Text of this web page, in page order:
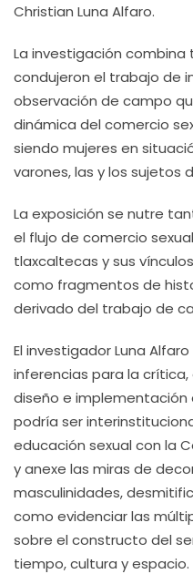
Christian Luna Alfaro.
La investigación
condujeron el trabajo de
observación de campo
dinámica del comercio
siendo mujeres en
varones, las y los sujetos
La exposición se nutre
el flujo de comercio
tlaxcaltecas y sus
como fragmentos de
derivado del trabajo de
El investigador Luna
inferencias para la crítica,
diseño e
podría ser
educación sexual con la
y anexe las miras de
masculinidades,
como evidenciar las
sobre el constructo del
tiempo, cultura y espacio.